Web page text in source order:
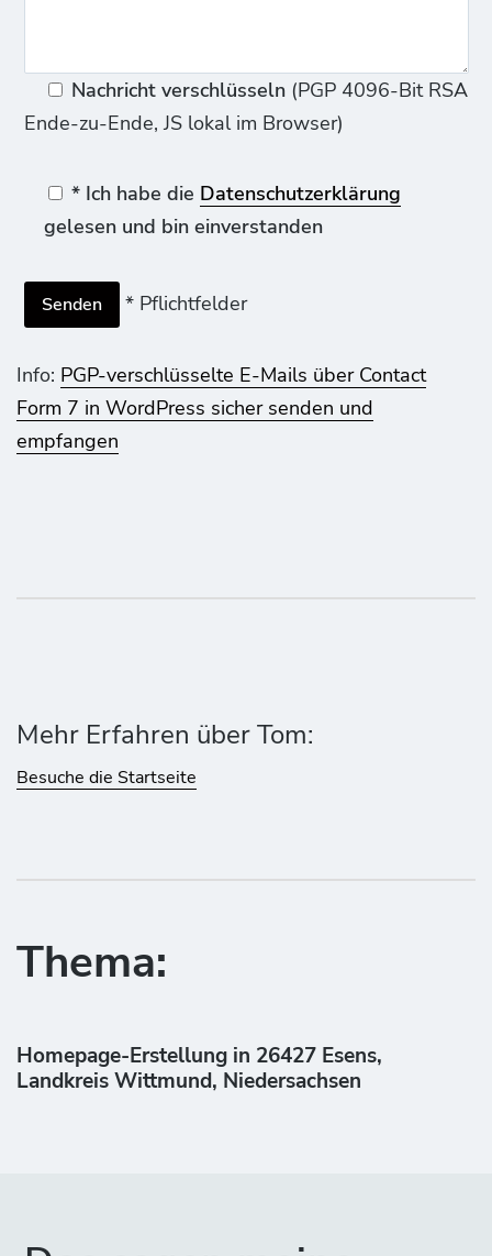
Nachricht verschlüsseln(PGP 4096-Bit RSA
Ende-zu-Ende, JS lokal im Browser)
* Ich habe die Datenschutzerklärung
gelesen und bin einverstanden
* Pflichtfelder
Info: PGP-verschlüsselte E-Mails über Contact
Form 7 in WordPress sicher senden und
empfangen
Mehr Erfahren über Tom:
Besuche die Startseite
Thema:
Homepage-Erstellung in 26427 Esens,
Landkreis Wittmund, Niedersachsen